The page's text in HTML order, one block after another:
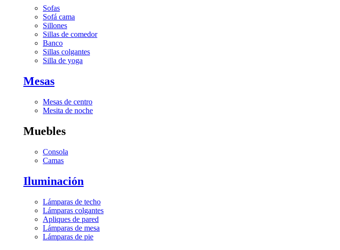
Sofas
Sofá cama
Sillones
Sillas de comedor
Banco
Sillas colgantes
Silla de yoga
Mesas
Mesas de centro
Mesita de noche
Muebles
Consola
Camas
Iluminación
Lámparas de techo
Lámparas colgantes
Apliques de pared
Lámparas de mesa
Lámparas de pie